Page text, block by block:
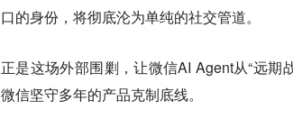
口的身份，将彻底沦为单纯的社交管道。
正是这场外部围剿，让微信AI Agent从“远
微信坚守多年的产品克制底线。